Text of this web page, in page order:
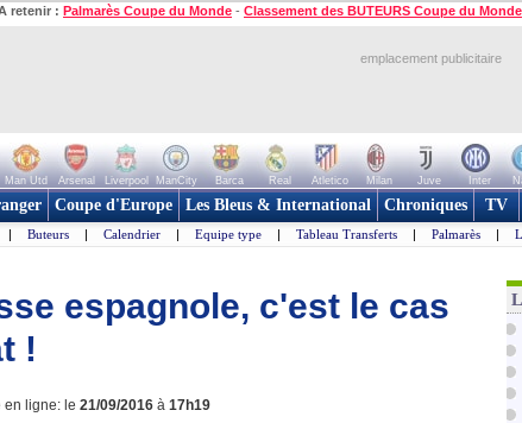
retenir : Palmarès Coupe du Monde - Classement des BUTEURS Coupe du Monde
emplacement publicitaire
Man Utd Arsenal Liverpool ManCity Barca Real Atletico Milan Juve Inter
Coupe d'Europe Les Bleus & International Chroniques TV
| Buteurs | Calendrier | Equipe type | Tableau Transferts | Palmarès |
espagnole, c'est le cas
!
en ligne: le 21/09/2016 à 17h19